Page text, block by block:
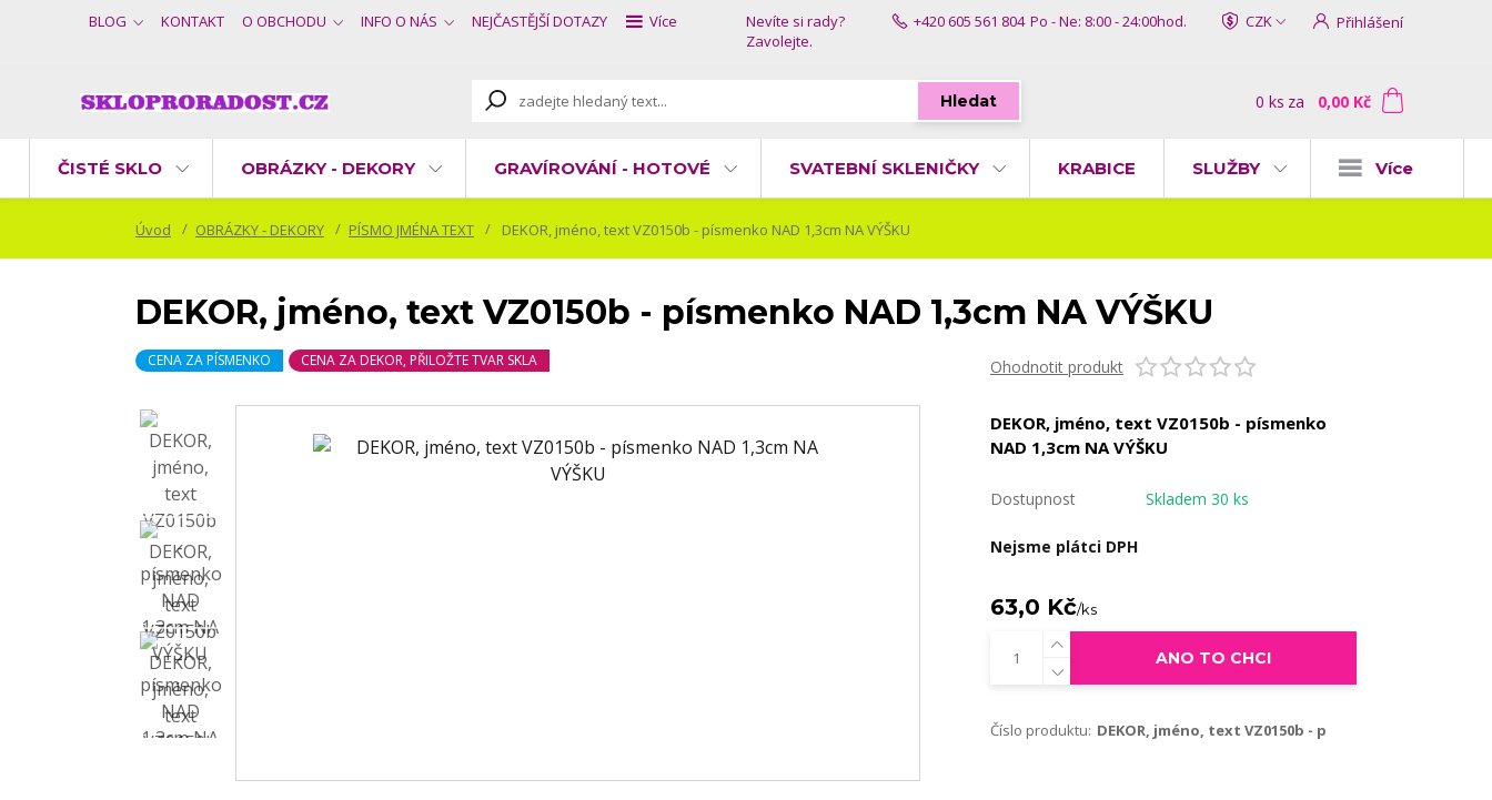
BLOG KONTAKT O OBCHODU INFO O NÁS NEJČASTĚJŠÍ DOTAZY Více CZK Přihlášení
Hledat
Nevíte si rady?
Zavolejte.
+420 605 561 804 Po - Ne: 8:00 - 24:00hod.
0 ks za 0,00 Kč
ČISTÉ SKLO OBRÁZKY - DEKORY GRAVÍROVÁNÍ - HOTOVÉ SVATEBNÍ SKLENIČKY KRABICE SLUŽBY Více
Úvod OBRÁZKY - DEKORY PÍSMO JMÉNA TEXT DEKOR, jméno, text VZ0150b - písmenko NAD 1,3cm NA VÝŠKU
DEKOR, jméno, text VZ0150b - písmenko NAD 1,3cm NA VÝŠKU
CENA ZA PÍSMENKO CENA ZA DEKOR, PŘILOŽTE TVAR SKLA Ohodnotit produkt
DEKOR, jméno, text VZ0150b - písmenko
NAD 1,3cm NA VÝŠKU
Dostupnost Skladem 30 ks
Nejsme plátci DPH
63,0 Kč/ks
ANO TO CHCI
Číslo produktu: DEKOR, jméno, text VZ0150b - p